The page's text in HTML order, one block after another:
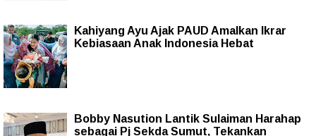
Kahiyang Ayu Ajak PAUD Amalkan Ikrar
Kebiasaan Anak Indonesia Hebat
Bobby Nasution Lantik Sulaiman Harahap
sebagai Pj Sekda Sumut, Tekankan